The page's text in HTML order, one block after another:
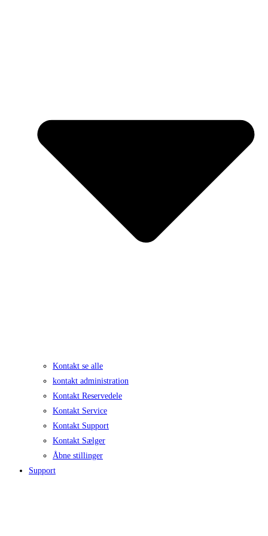
Kontakt se alle
kontakt administration
Kontakt Reservedele
Kontakt Service
Kontakt Support
Kontakt Sælger
Åbne stillinger
Support